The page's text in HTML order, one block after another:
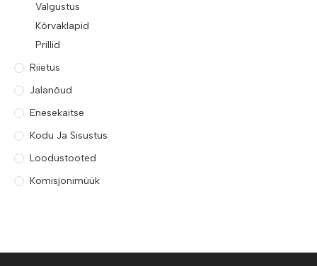
Valgustus
Kõrvaklapid
Prillid
Riietus
Jalanõud
Enesekaitse
Kodu Ja Sisustus
Loodustooted
Komisjonimüük